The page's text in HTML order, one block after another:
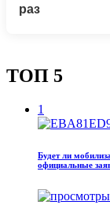
раз
ТОП 5
1
Будет ли
официальные